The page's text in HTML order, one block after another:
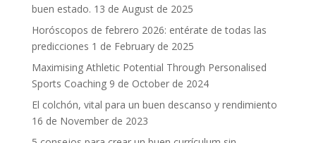
buen estado. 13 de August de 2025
Horóscopos de febrero 2026: entérate de todas las
predicciones 1 de February de 2025
Maximising Athletic Potential Through Personalised
Sports Coaching 9 de October de 2024
El colchón, vital para un buen descanso y rendimiento
16 de November de 2023